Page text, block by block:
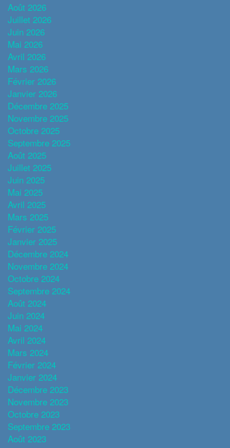
Août 2026
Juillet 2026
Juin 2026
Mai 2026
Avril 2026
Mars 2026
Février 2026
Janvier 2026
Décembre 2025
Novembre 2025
Octobre 2025
Septembre 2025
Août 2025
Juillet 2025
Juin 2025
Mai 2025
Avril 2025
Mars 2025
Février 2025
Janvier 2025
Décembre 2024
Novembre 2024
Octobre 2024
Septembre 2024
Août 2024
Juin 2024
Mai 2024
Avril 2024
Mars 2024
Février 2024
Janvier 2024
Décembre 2023
Novembre 2023
Octobre 2023
Septembre 2023
Août 2023